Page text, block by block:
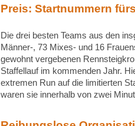
Preis: Startnummern
Die drei besten Teams aus den
Männer-, 73 Mixes- und 16
gewohnt vergebenen
Staffellauf im kommenden Jahr.
extremen Run auf die limitierten
waren sie innerhalb von zwei